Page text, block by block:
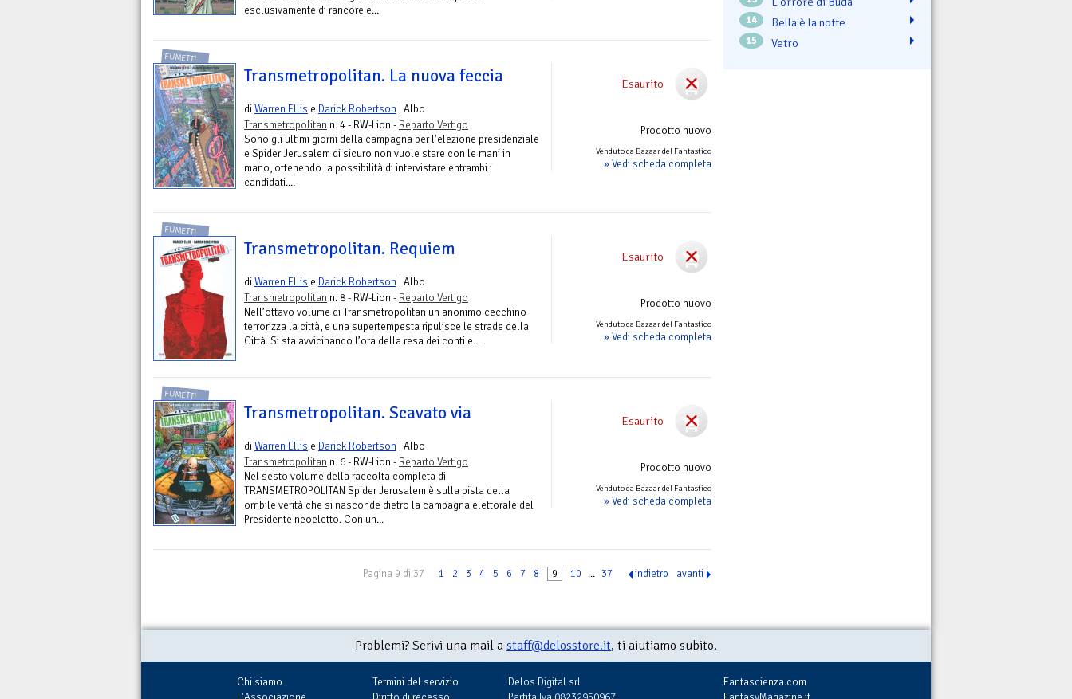
esclusivamente di rancore e...
Esaurito
Prodotto nuovo
Venduto da Bazaar del Fantastico
» Vedi scheda completa
FUMETTI
Transmetropolitan. La nuova feccia
diWarren Ellis e Darick Robertson | Albo
Transmetropolitan n. 4 - RW-Lion - Reparto Vertigo
Sono gli ultimi giorni della campagna per l'elezione presidenziale
e Spider Jerusalem di sicuro non vuole stare con le mani in
mano, ottenendo la possibilità di intervistare entrambi i
candidati....
Esaurito
Prodotto nuovo
Venduto da Bazaar del Fantastico
» Vedi scheda completa
FUMETTI
Transmetropolitan. Requiem
diWarren Ellis e Darick Robertson | Albo
Transmetropolitan n. 8 - RW-Lion - Reparto Vertigo
Nell’ottavo volume di Transmetropolitan un anonimo cecchino
terrorizza la città, e una supertempesta ripulisce le strade della
Città. Si sta avvicinando l’ora della resa dei conti e...
Esaurito
Prodotto nuovo
Venduto da Bazaar del Fantastico
» Vedi scheda completa
FUMETTI
Transmetropolitan. Scavato via
diWarren Ellis e Darick Robertson | Albo
Transmetropolitan n. 6 - RW-Lion - Reparto Vertigo
Nel sesto volume della raccolta completa di
TRANSMETROPOLITAN Spider Jerusalem è sulla pista della
orribile verità che si nasconde dietro la campagna elettorale del
Presidente neoeletto. Con un...
Pagina 9 di 37 1 2 3 4 5 6 7 8 9 10 ... 37 indietro avanti
14 Bella è la notte
15 Vetro
Problemi? Scrivi una mail a staff@delosstore.it, ti aiutiamo subito.
Chi siamo
Termini del servizio
Delos Digital srl
Fantascienza.com